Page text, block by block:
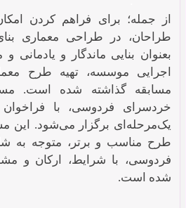
از جمله؛ برای فراهم کردن
طراحان، در طراحی معماری
بعنوان بنایی ماندگار و یادمانی
اجرایی موسسه، تهیه طرح
مسابقه گذاشته شده است.
خردسرای فردوسی، با
یک‌مرحله‌ای برگزار می‌شود. این
طرح‌ مناسب و برتر، متوجه به
فردوسی، با شرایط، ارکان و
شده است.